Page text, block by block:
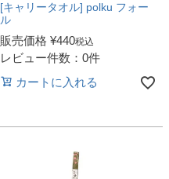
[キャリータオル] polku フォー
ル
販売価格 ¥440税込
レビュー件数：0件
カートに入れる